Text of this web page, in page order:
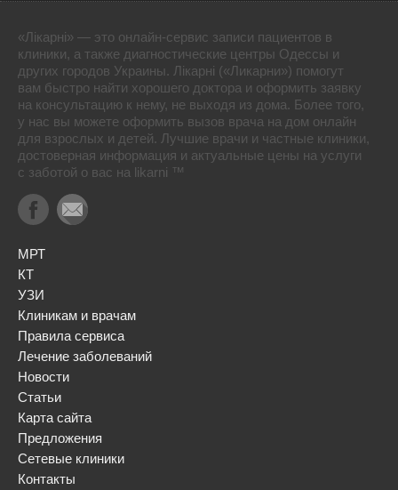
«Лікарні» — это онлайн-сервис записи пациентов в
клиники, а также диагностические центры Одессы и
других городов Украины. Лікарні («Ликарни») помогут
вам быстро найти хорошего доктора и оформить заявку
на консультацию к нему, не выходя из дома. Более того,
у нас вы можете оформить вызов врача на дом онлайн
для взрослых и детей. Лучшие врачи и частные клиники,
достоверная информация и актуальные цены на услуги
с заботой о вас на likarni ™
МРТ
КТ
УЗИ
Клиникам и врачам
Правила сервиса
Лечение заболеваний
Новости
Статьи
Карта сайта
Предложения
Сетевые клиники
Контакты